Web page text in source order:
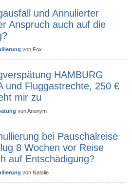
und Annulierter
Anspruch auch auf die
von Fox
HAMBURG
und Fluggastrechte, 250 €
mir zu
vonAnonym
bei Pauschalreise
8 Wochen vor Reise
auf Entschädigung?
von Natalie